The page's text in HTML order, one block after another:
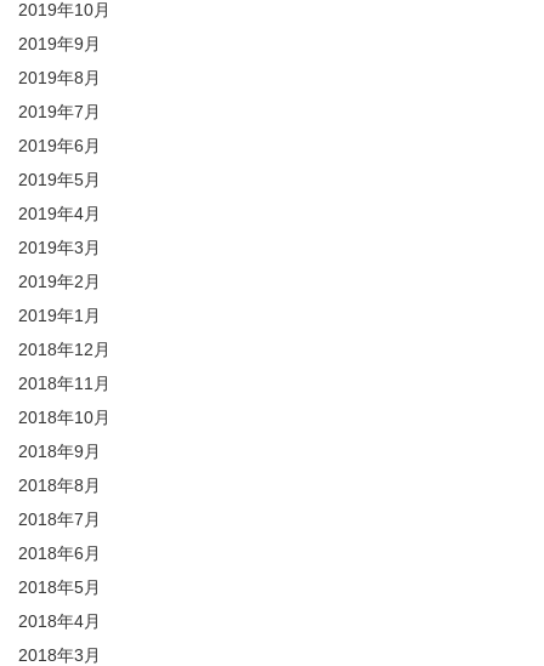
2019年10月
2019年9月
2019年8月
2019年7月
2019年6月
2019年5月
2019年4月
2019年3月
2019年2月
2019年1月
2018年12月
2018年11月
2018年10月
2018年9月
2018年8月
2018年7月
2018年6月
2018年5月
2018年4月
2018年3月